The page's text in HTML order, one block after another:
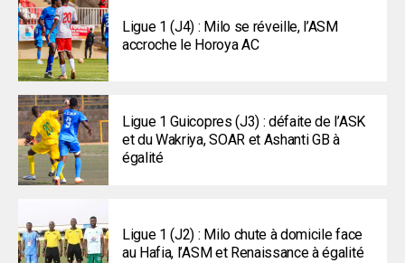
Ligue 1 (J4) : Milo se réveille, l’ASM
accroche le Horoya AC
Ligue 1 Guicopres (J3) : défaite de l’ASK
et du Wakriya, SOAR et Ashanti GB à
égalité
Ligue 1 (J2) : Milo chute à domicile face
au Hafia, l’ASM et Renaissance à égalité